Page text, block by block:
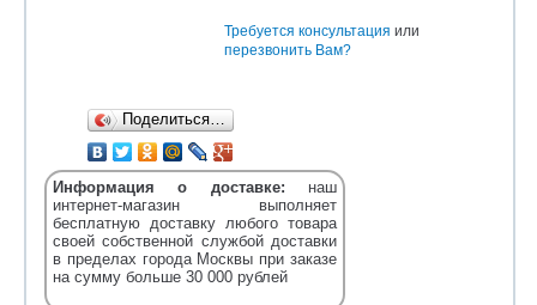
Поделиться…
Требуется консультация или
перезвонить Вам?
Информация о доставке: наш
интернет-магазин выполняет
бесплатную доставку любого товара
своей собственной службой доставки
в пределах города Москвы при заказе
на сумму больше 30 000 рублей